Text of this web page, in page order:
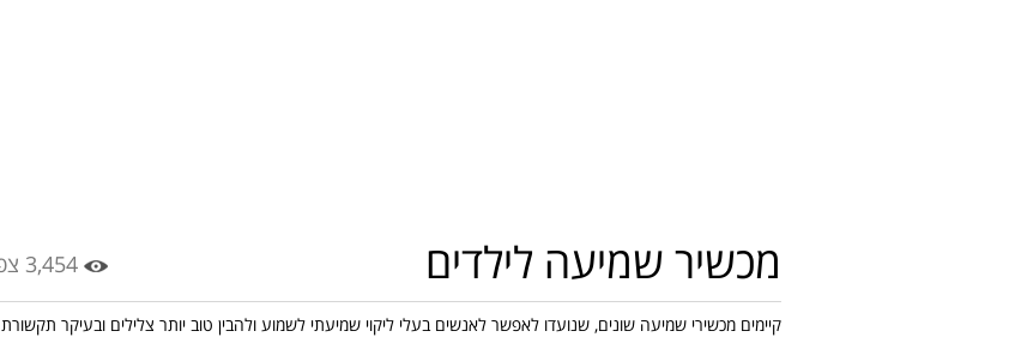
מכשיר שמיעה לילדים 3,454 צפיות
קיימים מכשירי שמיעה שונים, שנועדו לאפשר לאנשים בעלי ליקוי שמיעתי לשמוע ולהבין טוב יותר צלילים ובעיקר תקשורת